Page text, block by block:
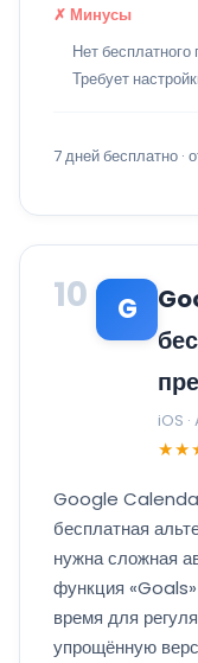
✗ Минусы
Нет бесплатного
Требует
7 дней бесплатно ·
10 G
iOS
Google
бесплатная
нужна сложная
функция
время для
упрощённую